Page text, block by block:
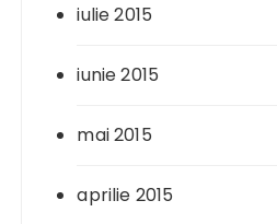
iulie 2015
iunie 2015
mai 2015
aprilie 2015